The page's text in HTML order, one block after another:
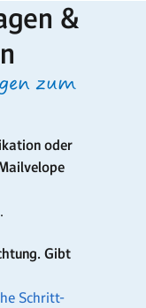
&
zum
oder
Gibt
Schritt-